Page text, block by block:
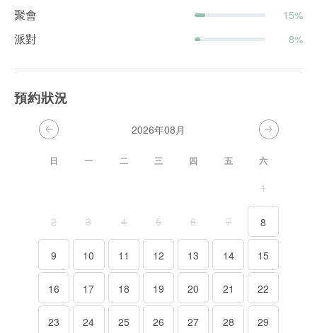
聚會 15%
派對 8%
預約狀況
2026年08月
日 一 二 三 四 五 六